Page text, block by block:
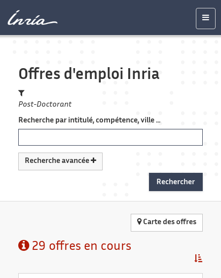
Mentions
Offres d'emploi Inria
Post-Doctorant
Recherche par intitulé, compétence, ville ...
Recherche avancée
Rechercher
Carte des offres
29 offres en cours
Trier